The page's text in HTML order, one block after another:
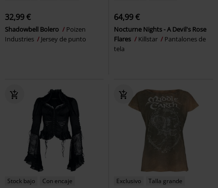
32,99 €
Shadowbell Bolero
Poizen
Industries
Jersey de punto
64,99 €
Nocturne Nights - A Devil's Rose
Flares
Killstar
Pantalones de
tela
Stock bajo Con encaje Exclusivo
Talla grande